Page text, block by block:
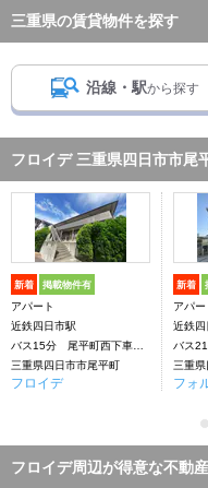
三重県の賃貸物件を探す
沿線・駅から探す
フロイデ 三重県四日市市尾
新着 掲載物件有
アパート
近鉄四日市駅
バス15分 尾平町西下車：停歩5分
三重県四日市市尾平町
フロイデ
新着
アパー
近鉄四
バス21分
三重
フォ
フロイデ周辺が得意な不動